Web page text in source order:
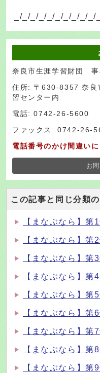
_/_/_/_/_/_/_/_/_/
奈良市生涯学習財団 事
住所: 〒630-8357 奈
習センター内
電話: 0742-26-5600
ファックス: 0742-26-
電話番号のかけ間違い
お
この記事と同じ分類
【まなぶなら】第
【まなぶなら】第
【まなぶなら】第
【まなぶなら】第
【まなぶなら】第
【まなぶなら】第
【まなぶなら】第
【まなぶなら】第
【まなぶなら】第